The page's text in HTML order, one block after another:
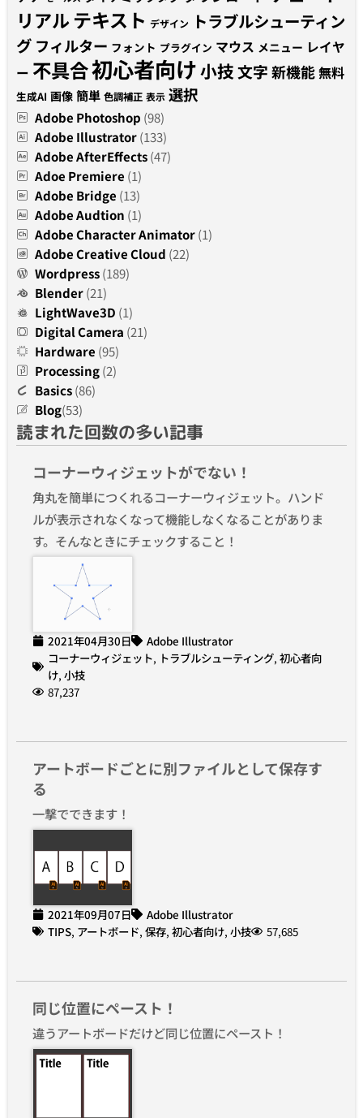
リアルテキスト デザイン トラブルシューティン
グ フィルター フォント プラグイン マウス メニュー レイヤ
ー 不具合初心者向け小技文字新機能無料
生成AI 画像 簡単 色調補正 表示 選択
Adobe Photoshop (98)
Adobe Illustrator(133)
Adobe AfterEffects(47)
Adoe Premiere (1)
Adobe Bridge (13)
Adobe Audtion (1)
Adobe Character Animator(1)
Adobe Creative Cloud (22)
Wordpress(189)
Blender(21)
LightWave3D (1)
Digital Camera (21)
Hardware (95)
Processing(2)
Basics(86)
Blog(53)
読まれた回数の多い記事
コーナーウィジェットがでない！
角丸を簡単につくれるコーナーウィジェット。ハンド
ルが表示されなくなって機能しなくなることがありま
す。そんなときにチェックすること！
2021年04月30日
Adobe Illustrator
コーナーウィジェット, トラブルシューティング, 初心者向
け, 小技
87,237
アートボードごとに別ファイルとして保存す
る
一撃でできます！
2021年09月07日
Adobe Illustrator
TIPS, アートボード, 保存, 初心者向け, 小技 57,685
同じ位置にペースト！
違うアートボードだけど同じ位置にペースト！